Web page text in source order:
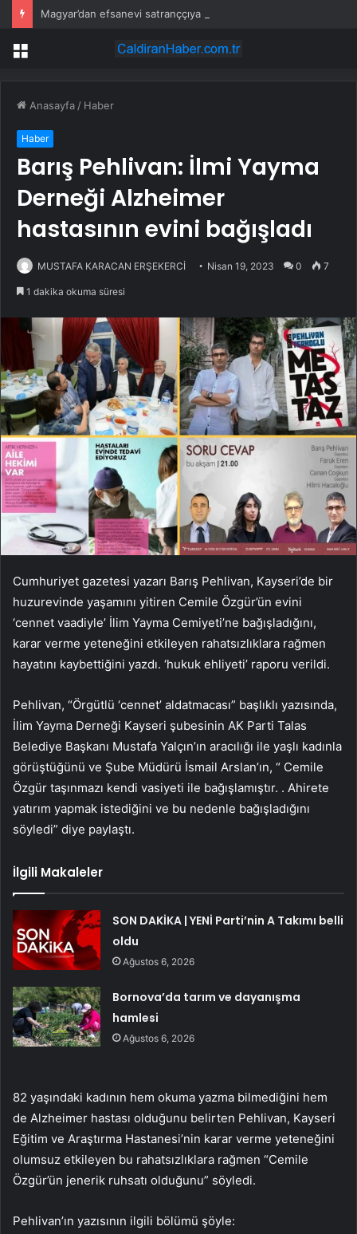
Magyar’dan efsanevi satranççıya cumhurbaşkanlığı teklifi
Menü
Anasayfa / Haber
Haber
Barış Pehlivan: İlmi Yayma
Derneği Alzheimer
hastasının evini bağışladı
MUSTAFA KARACAN ERŞEKERCİ Nisan 19, 2023 0 7
1 dakika okuma süresi
Cumhuriyet gazetesi yazarı Barış Pehlivan, Kayseri’de bir
huzurevinde yaşamını yitiren Cemile Özgür’ün evini
‘cennet vaadiyle’ İlim Yayma Cemiyeti’ne bağışladığını,
karar verme yeteneğini etkileyen rahatsızlıklara rağmen
hayatını kaybettiğini yazdı. ‘hukuk ehliyeti’ raporu verildi.
Pehlivan, “Örgütlü ‘cennet’ aldatmacası” başlıklı yazısında,
İlim Yayma Derneği Kayseri şubesinin AK Parti Talas
Belediye Başkanı Mustafa Yalçın’ın aracılığı ile yaşlı kadınla
görüştüğünü ve Şube Müdürü İsmail Arslan’ın, “ Cemile
Özgür taşınmazı kendi vasiyeti ile bağışlamıştır. . Ahirete
yatırım yapmak istediğini ve bu nedenle bağışladığını
söyledi” diye paylaştı.
İlgili Makaleler
SON DAKİKA | YENİ Parti’nin A Takımı belli
oldu
Ağustos 6, 2026
Bornova’da tarım ve dayanışma
hamlesi
Ağustos 6, 2026
82 yaşındaki kadının hem okuma yazma bilmediğini hem
de Alzheimer hastası olduğunu belirten Pehlivan, Kayseri
Eğitim ve Araştırma Hastanesi’nin karar verme yeteneğini
olumsuz etkileyen bu rahatsızlıklara rağmen “Cemile
Özgür’ün jenerik ruhsatı olduğunu” söyledi.
Pehlivan’ın yazısının ilgili bölümü şöyle: